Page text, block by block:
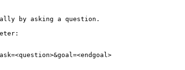
by asking a question.